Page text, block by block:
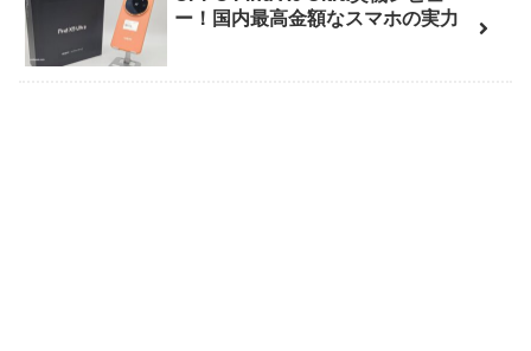
ー！国内最高金額なスマホの実力